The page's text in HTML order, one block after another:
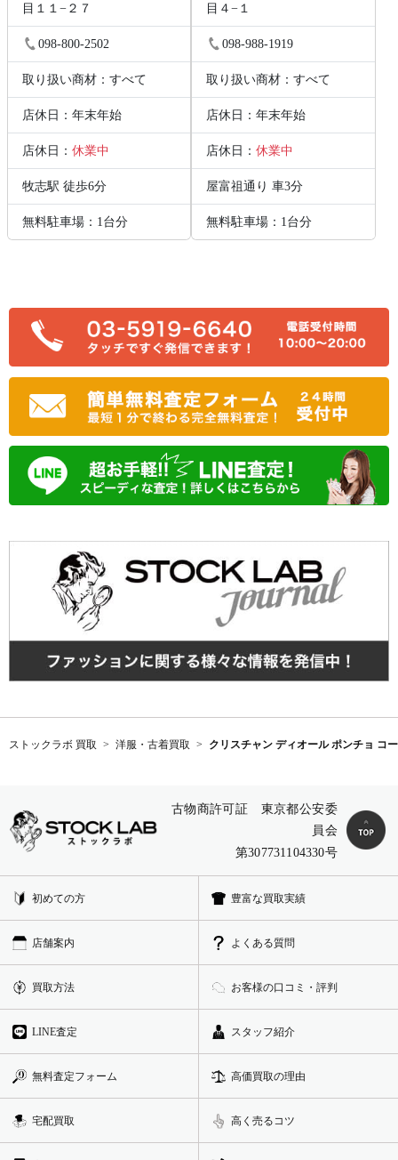
目１１−２７
098-800-2502
取り扱い商材：すべて
店休日：年末年始
店休日： 休業中
牧志駅 徒歩6分
無料駐車場：1台分
目４−１
098-988-1919
取り扱い商材：すべて
店休日：年末年始
店休日：休業中
屋富祖通り 車3分
無料駐車場：1台分
ストックラボ 買取 洋服・古着買取 クリスチャン ディオール ポンチョ コ
古物商許可証 東京都公安委
員会
第307731104330号
初めての方 豊富な買取実績
店舗案内 よくある質問
買取方法 お客様の口コミ・評判
LINE査定 スタッフ紹介
無料査定フォーム 高価買取の理由
宅配買取 高く売るコツ